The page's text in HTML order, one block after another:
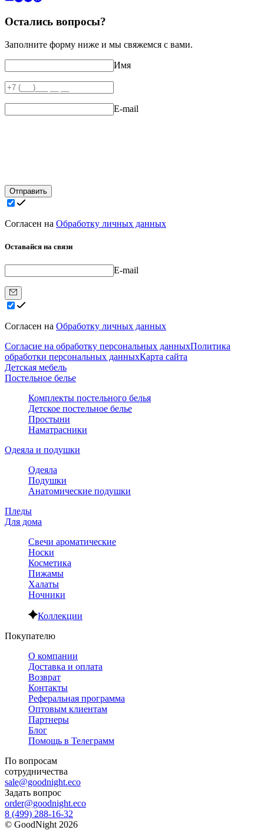
Остались вопросы?
Заполните форму ниже и мы свяжемся с вами.
Имя
E-mail
Отправить
Согласен на Обработку личных данных
Оставайся на связи
E-mail
Согласен на Обработку личных данных
Согласие на обработку персональных данныхПолитика
обработки персональных данныхКарта сайта
Детская мебель
Постельное белье
Комплекты постельного белья
Детское постельное белье
Простыни
Наматрасники
Одеяла и подушки
Одеяла
Подушки
Анатомические подушки
Пледы
Для дома
Свечи ароматические
Носки
Косметика
Пижамы
Халаты
Ночники
Коллекции
Покупателю
О компании
Доставка и оплата
Возврат
Контакты
Реферальная программа
Оптовым клиентам
Партнеры
Блог
Помощь в Телеграмм
По вопросам
сотрудничества
sale@goodnight.eco
Задать вопрос
order@goodnight.eco
8 (499) 288-16-32
© GoodNight 2026